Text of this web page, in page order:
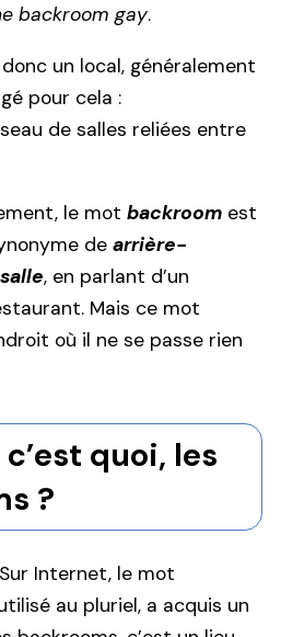
backroom gay.
un local, généralement
pour cela :
de salles reliées entre
le mot backroom est
de arrière-
, en parlant d’un
Mais ce mot
où il ne se passe rien
quoi, les
?
Internet, le mot
au pluriel, a acquis un